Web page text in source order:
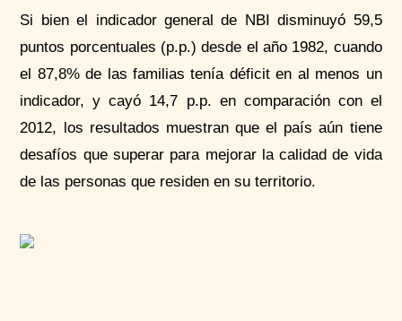
Si bien el indicador general de NBI disminuyó 59,5
puntos porcentuales (p.p.) desde el año 1982, cuando
el 87,8% de las familias tenía déficit en al menos un
indicador, y cayó 14,7 p.p. en comparación con el
2012, los resultados muestran que el país aún tiene
desafíos que superar para mejorar la calidad de vida
de las personas que residen en su territorio.